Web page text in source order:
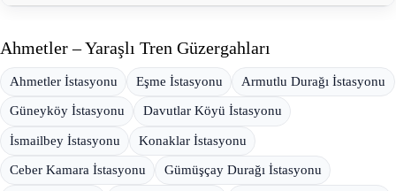
Ahmetler – Yaraşlı Tren Güzergahları
Ahmetler İstasyonu Eşme İstasyonu Armutlu Durağı İstasyonu
Güneyköy İstasyonu Davutlar Köyü İstasyonu
İsmailbey İstasyonu Konaklar İstasyonu
Ceber Kamara İstasyonu Gümüşçay Durağı İstasyonu